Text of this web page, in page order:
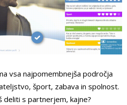
vsa najpomembnejša področja
šport, zabava in spolnost.
deliti s partnerjem, kajne?